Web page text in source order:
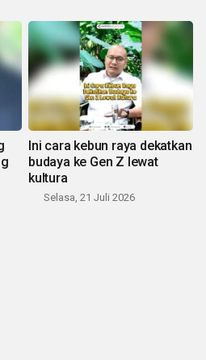
Ini cara kebun raya dekatkan
budaya ke Gen Z lewat
kultura
Selasa, 21 Juli 2026